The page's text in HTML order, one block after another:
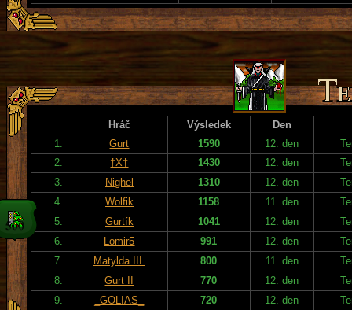
Hráč Výsledek
Den
1.
Gurt 1590 12. den
2.
†X† 1430 12. den
3.
Nighel 1310 12. den
4.
Wolfik 1158 11. den
5.
Gurtík 1041 12. den
6.
Lomir5 991 12. den
7.
Matylda III. 800 11. den
8.
Gurt II 770 12. den
9.
_GOLIAS_ 720 12. den